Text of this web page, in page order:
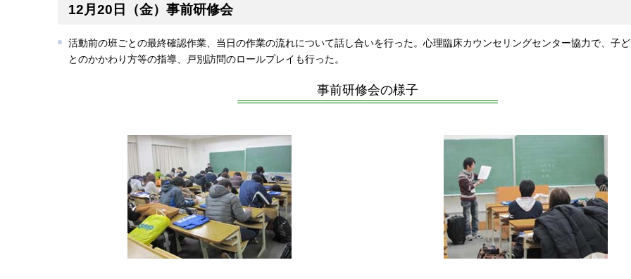
12月20日（金）事前研修会
活動前の班ごとの最終確認作業、当日の作業の流れについて話し合いを行った。心理臨床カウンセリングセンター協力で、子
とのかかわり方等の指導、戸別訪問のロールプレイも行った。
事前研修会の様子